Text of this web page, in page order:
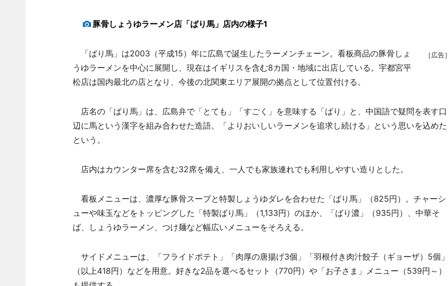
豚骨しょうゆラーメン店「ばり馬」店内の様子1
［広告］
「ばり馬」は2003（平成15）年に広島で誕生したラーメンチェーン。看板商品の豚骨しょ
うゆラーメンを中心に展開し、現在はイギリスを含む8カ国・地域に出店している。宇都宮平
松店は国内最北の店となり、今後の北関東エリア展開の拠点として位置付ける。
店名の「ばり馬」は、広島弁で「とても」「すごく」を意味する「ばり」と、中国語で疑問を表す口
辺に馬という漢字を組み合わせた造語。「よりおいしいラーメンを追求し続ける」という思いを込めた
という。
店内はカウンター席を含む32席を備え、一人でも家族連れでも利用しやすい造りとした。
看板メニューは、濃厚な豚骨スープと特製しょうゆダレを合わせた「ばり馬」（825円）。チャーシ
ューや味玉などをトッピングした「特製ばり馬」（1,133円）のほか、「ばり濃」（935円）、中華そ
ば、しょうゆラーメン、つけ麺など幅広いメニューをそろえる。
サイドメニューは、「フライドポテト」「肉厚の唐揚げ3個」「羽根付き肉汁餃子（ギョーザ）5個」
（以上418円）などを用意。好きな2品を選べるセット（770円）や「お子さま」メニュー（539円～）